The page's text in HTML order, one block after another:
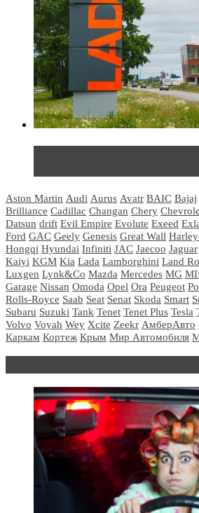
Aston Martin Audi Aurus Avatr BAIC Bajaj
Brilliance Cadillac Changan Chery
Datsun drift Evil Empire Evolute Exeed
Ford GAC Geely Genesis Great Wall
Hongqi Hyundai Infiniti JAC Jaecoo Jaguar
Kaiyi KGM Kia Lada Lamborghini Land
Luxgen Lynk&Co Mazda Mercedes MG
Garage Nissan Omoda Opel Ora Peugeot
Rolls-Royce Saab Seat Senat Skoda Smart
Subaru Suzuki Tank Tenet Tenet Plus Tesla
Volvo Voyah Wey Xcite Zeekr АмберАвто
Каркам Кортеж Крым Мир Автомобиля